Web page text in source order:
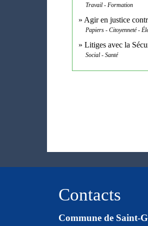
Travail - Formation
Agir en justice
Papiers - Citoyenneté -
Litiges avec la
Social - Santé
Contacts
Commune de Saint-